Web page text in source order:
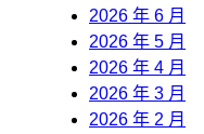
2026 年 6 月
2026 年 5 月
2026 年 4 月
2026 年 3 月
2026 年 2 月